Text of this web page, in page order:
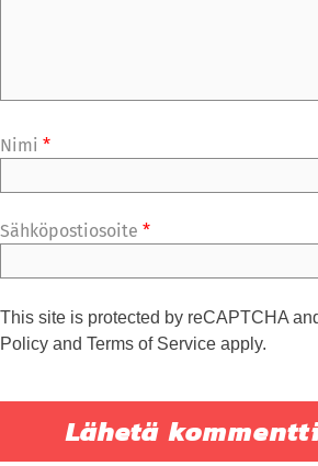
Nimi *
Sähköpostiosoite *
This site is protected by reCAPTCHA
Policy and Terms of Service apply.